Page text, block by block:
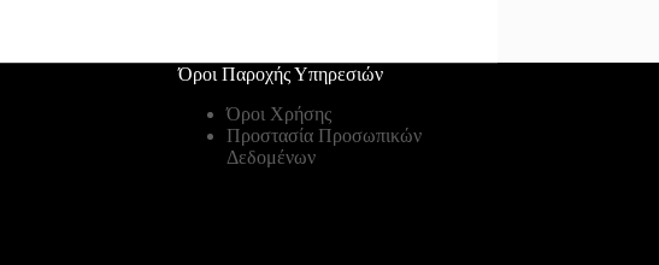
Όροι Παροχής Υπηρεσιών
Όροι Χρήσης
Προστασία Προσωπικών
Δεδομένων